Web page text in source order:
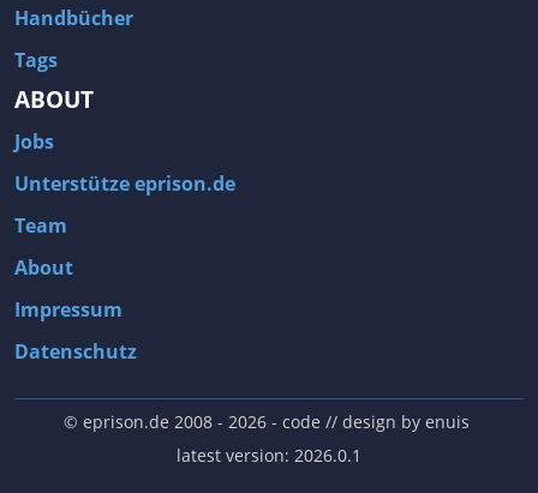
Handbücher
Tags
ABOUT
Jobs
Unterstütze eprison.de
Team
About
Impressum
Datenschutz
© eprison.de 2008 - 2026- code // design by enuis
latest version: 2026.0.1